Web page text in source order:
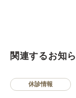
関連するお知
休診情報